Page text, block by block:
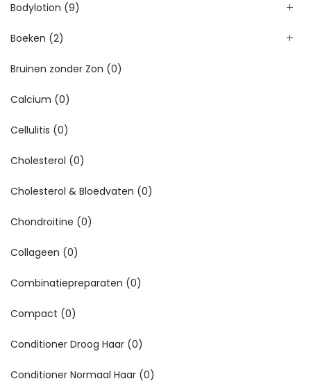
Bodylotion (9)
Boeken (2)
Bruinen zonder Zon (0)
Calcium (0)
Cellulitis (0)
Cholesterol (0)
Cholesterol & Bloedvaten (0)
Chondroitine (0)
Collageen (0)
Combinatiepreparaten (0)
Compact (0)
Conditioner Droog Haar (0)
Conditioner Normaal Haar (0)